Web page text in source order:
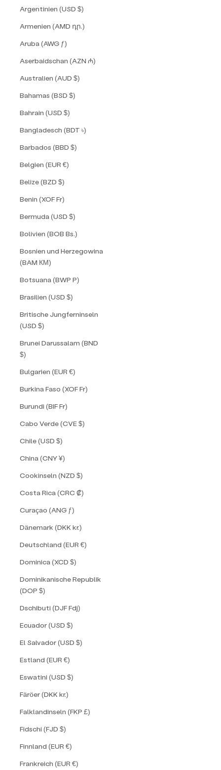
Argentinien (USD $)
Armenien (AMD դր.)
Aruba (AWG ƒ)
Aserbaidschan (AZN ₼)
Australien (AUD $)
Bahamas (BSD $)
Bahrain (USD $)
Bangladesch (BDT ৳)
Barbados (BBD $)
Belgien (EUR €)
Belize (BZD $)
Benin (XOF Fr)
Bermuda (USD $)
Bolivien (BOB Bs.)
Bosnien und Herzegowina
(BAM КМ)
Botsuana (BWP P)
Brasilien (USD $)
Britische Jungferninseln
(USD $)
Brunei Darussalam (BND
$)
Bulgarien (EUR €)
Burkina Faso (XOF Fr)
Burundi (BIF Fr)
Cabo Verde (CVE $)
Chile (USD $)
China (CNY ¥)
Cookinseln (NZD $)
Costa Rica (CRC ₡)
Curaçao (ANG ƒ)
Dänemark (DKK kr.)
Deutschland (EUR €)
Dominica (XCD $)
Dominikanische Republik
(DOP $)
Dschibuti (DJF Fdj)
Ecuador (USD $)
El Salvador (USD $)
Estland (EUR €)
Eswatini (USD $)
Färöer (DKK kr.)
Falklandinseln (FKP £)
Fidschi (FJD $)
Finnland (EUR €)
Frankreich (EUR €)